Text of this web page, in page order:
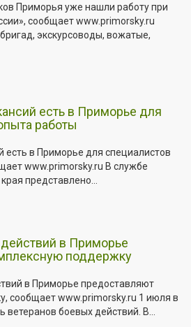
Приморья уже нашли работу при
сообщает www.primorsky.ru
экскурсоводы, вожатые,
есть в Приморье для
работы
есть в Приморье для специалистов
www.primorsky.ru В службе
представлено...
в Приморье
поддержку
в Приморье предоставляют
сообщает www.primorsky.ru 1 июля в
боевых действий. В...